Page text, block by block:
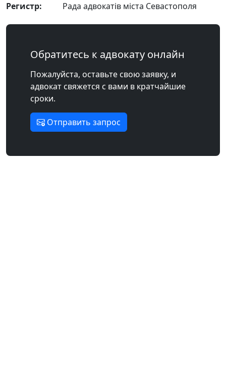
Регистр:
Рада адвокатів міста Севастополя
Обратитесь к адвокату онлайн
Пожалуйста, оставьте свою заявку, и
адвокат свяжется с вами в кратчайшие
сроки.
Отправить запрос